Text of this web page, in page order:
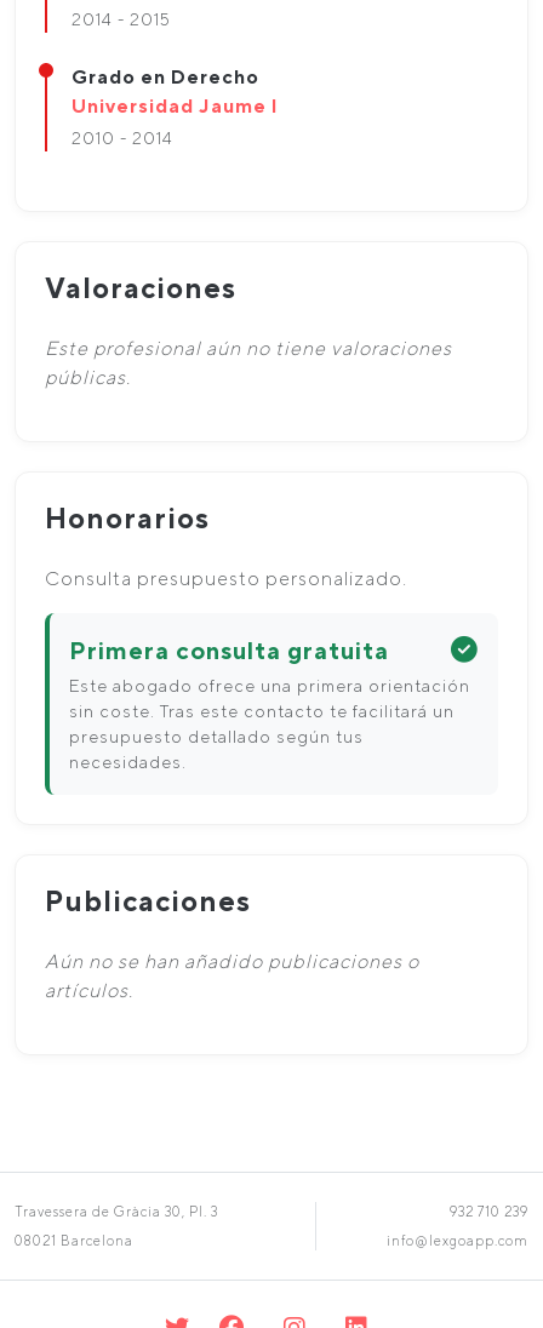
2014 - 2015
Grado en Derecho
Universidad Jaume I
2010 - 2014
Valoraciones
Este profesional aún no tiene valoraciones
públicas.
Honorarios
Consulta presupuesto personalizado.
Primera consulta gratuita
Este abogado ofrece una primera orientación
sin coste. Tras este contacto te facilitará un
presupuesto detallado según tus
necesidades.
Publicaciones
Aún no se han añadido publicaciones o
artículos.
Travessera de Gràcia 30, Pl. 3
08021 Barcelona
932 710 239
info@lexgoapp.com